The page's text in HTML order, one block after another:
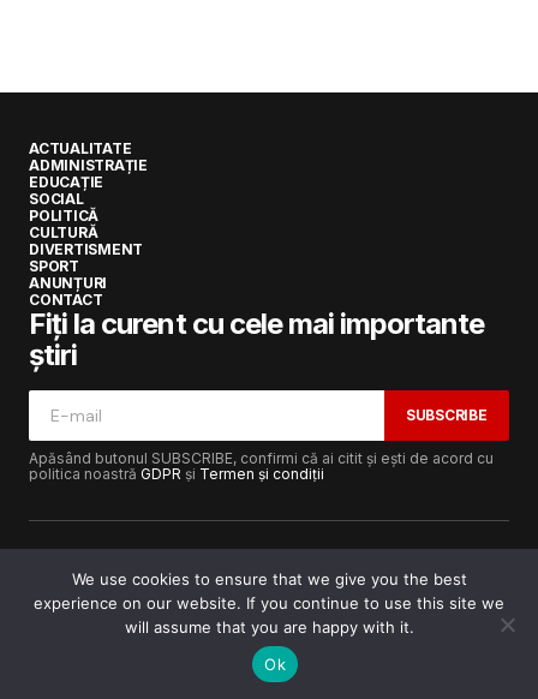
ACTUALITATE
ADMINISTRAȚIE
EDUCAȚIE
SOCIAL
POLITICĂ
CULTURĂ
DIVERTISMENT
SPORT
ANUNȚURI
CONTACT
Fiți la curent cu cele mai importante
știri
SUBSCRIBE
Apăsând butonul SUBSCRIBE, confirmi că ai citit și ești de acord cu
politica noastră GDPR și Termen și condiții
Copyright © 2017-2025Lugojeanul.ro· Toate drepturile
rezervate · Dezvoltat dePower Media FX
We use cookies to ensure that we give you the best
experience on our website. If you continue to use this site we
will assume that you are happy with it.
Ok